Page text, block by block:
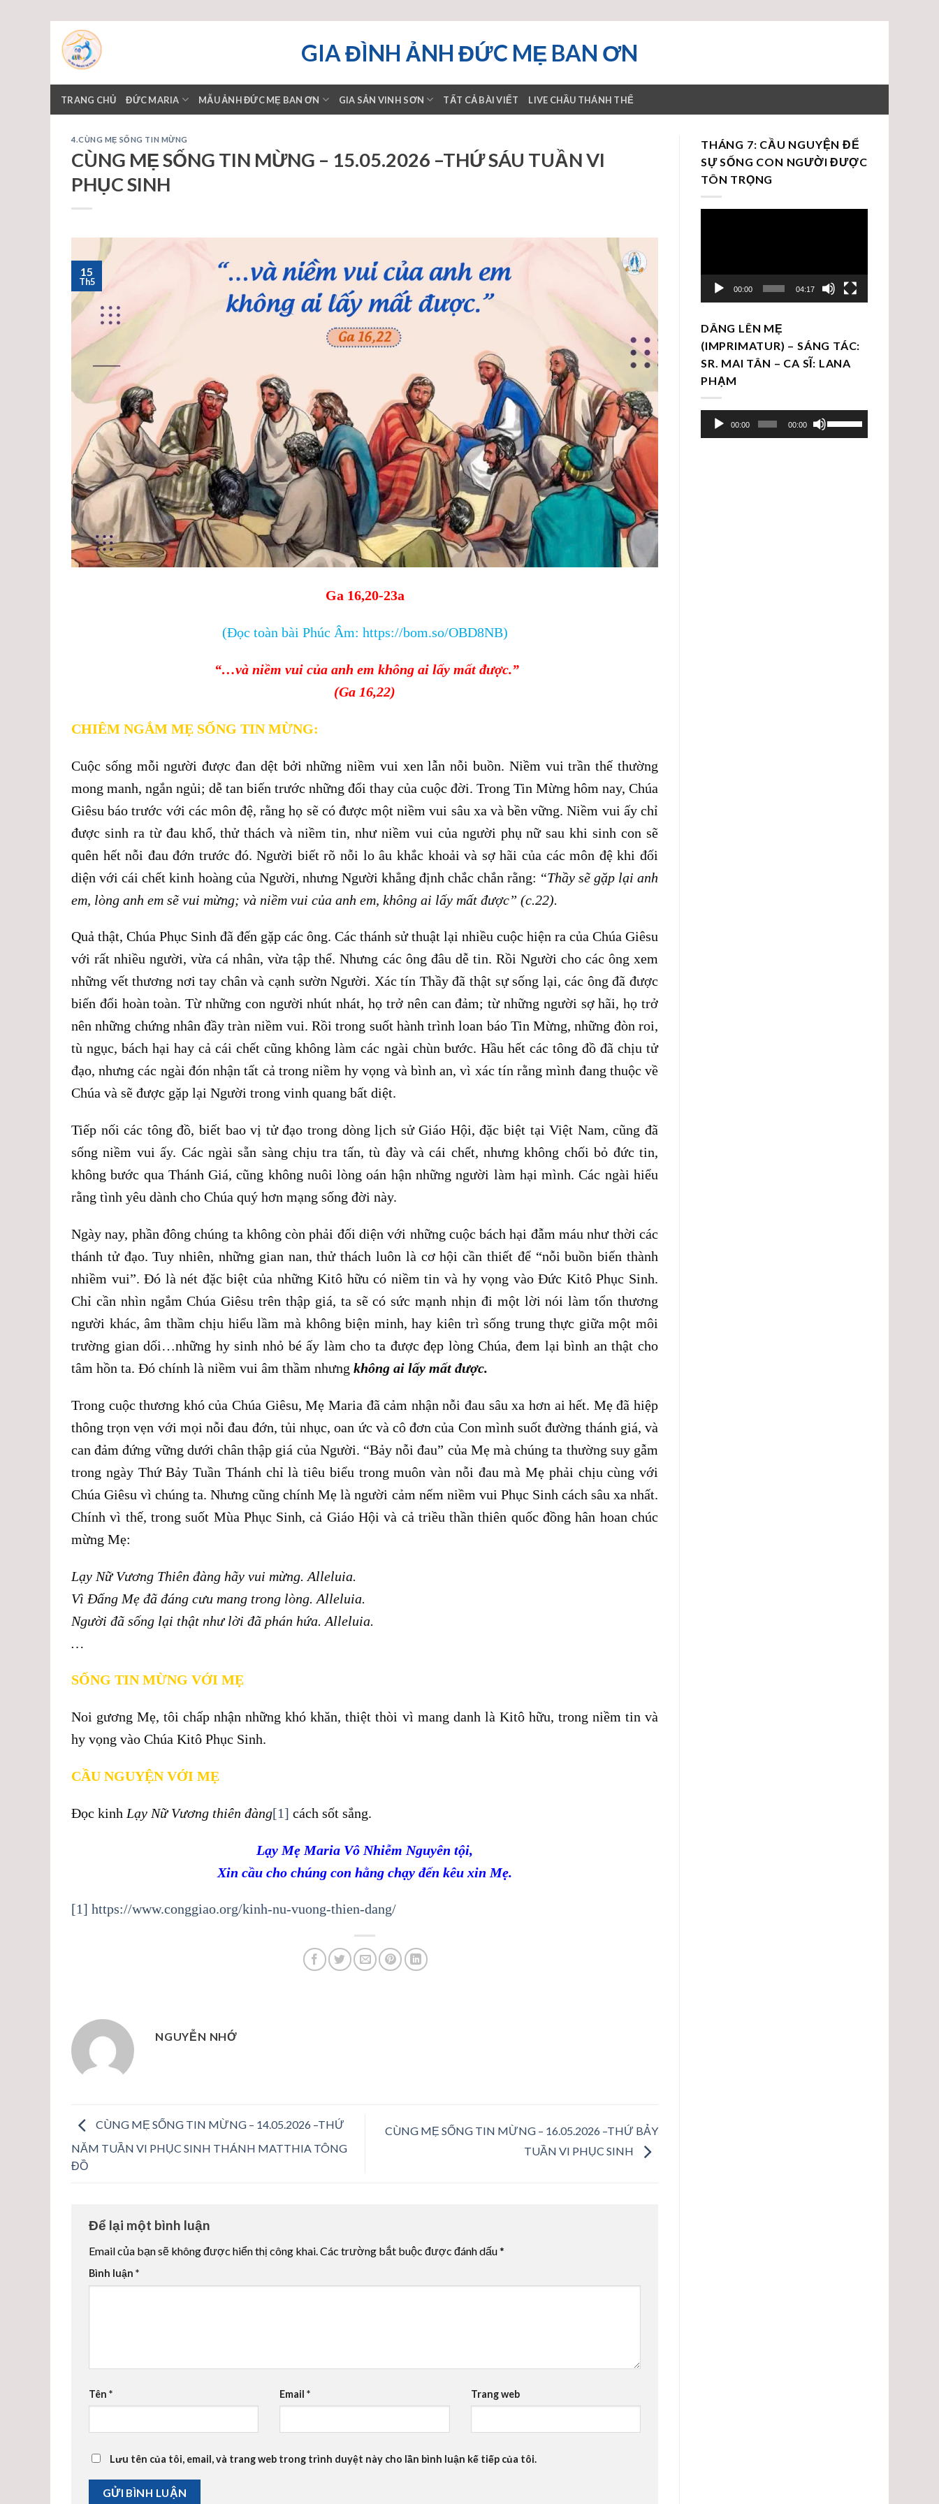
content
GIA ĐÌNH ẢNH ĐỨC MẸ BAN ƠN
TRANG CHỦ ĐỨC MARIA MẪU ẢNH ĐỨC MẸ BAN ƠN GIA SẢN VINH SƠN TẤT CẢ BÀI VIẾT LIVE CHẦU THÁNH THỂ
4.CÙNG MẸ SỐNG TIN MỪNG
CÙNG MẸ SỐNG TIN MỪNG – 15.05.2026 –THỨ SÁU TUẦN VI
PHỤC SINH
15
Th5
Ga 16,20-23a
(Đọc toàn bài Phúc Âm: https://bom.so/OBD8NB)
“…và niềm vui của anh em không ai lấy mất được.”
(Ga 16,22)
CHIÊM NGẮM MẸ SỐNG TIN MỪNG:
Cuộc sống mỗi người được đan dệt bởi những niềm vui xen lẫn nỗi buồn. Niềm vui trần thế thường
mong manh, ngắn ngủi; dễ tan biến trước những đổi thay của cuộc đời. Trong Tin Mừng hôm nay, Chúa
Giêsu báo trước với các môn đệ, rằng họ sẽ có được một niềm vui sâu xa và bền vững. Niềm vui ấy chỉ
được sinh ra từ đau khổ, thử thách và niềm tin, như niềm vui của người phụ nữ sau khi sinh con sẽ
quên hết nỗi đau đớn trước đó. Người biết rõ nỗi lo âu khắc khoải và sợ hãi của các môn đệ khi đối
diện với cái chết kinh hoàng của Người, nhưng Người khẳng định chắc chắn rằng: “Thầy sẽ gặp lại anh
em, lòng anh em sẽ vui mừng; và niềm vui của anh em, không ai lấy mất được” (c.22).
Quả thật, Chúa Phục Sinh đã đến gặp các ông. Các thánh sử thuật lại nhiều cuộc hiện ra của Chúa Giêsu
với rất nhiều người, vừa cá nhân, vừa tập thể. Nhưng các ông đâu dễ tin. Rồi Người cho các ông xem
những vết thương nơi tay chân và cạnh sườn Người. Xác tín Thầy đã thật sự sống lại, các ông đã được
biến đổi hoàn toàn. Từ những con người nhút nhát, họ trở nên can đảm; từ những người sợ hãi, họ trở
nên những chứng nhân đầy tràn niềm vui. Rồi trong suốt hành trình loan báo Tin Mừng, những đòn roi,
tù ngục, bách hại hay cả cái chết cũng không làm các ngài chùn bước. Hầu hết các tông đồ đã chịu tử
đạo, nhưng các ngài đón nhận tất cả trong niềm hy vọng và bình an, vì xác tín rằng mình đang thuộc về
Chúa và sẽ được gặp lại Người trong vinh quang bất diệt.
Tiếp nối các tông đồ, biết bao vị tử đạo trong dòng lịch sử Giáo Hội, đặc biệt tại Việt Nam, cũng đã
sống niềm vui ấy. Các ngài sẵn sàng chịu tra tấn, tù đày và cái chết, nhưng không chối bỏ đức tin,
không bước qua Thánh Giá, cũng không nuôi lòng oán hận những người làm hại mình. Các ngài hiểu
rằng tình yêu dành cho Chúa quý hơn mạng sống đời này.
Ngày nay, phần đông chúng ta không còn phải đối diện với những cuộc bách hại đẫm máu như thời các
thánh tử đạo. Tuy nhiên, những gian nan, thử thách luôn là cơ hội cần thiết để “nỗi buồn biến thành
nhiềm vui”. Đó là nét đặc biệt của những Kitô hữu có niềm tin và hy vọng vào Đức Kitô Phục Sinh.
Chỉ cần nhìn ngắm Chúa Giêsu trên thập giá, ta sẽ có sức mạnh nhịn đi một lời nói làm tổn thương
người khác, âm thầm chịu hiểu lầm mà không biện minh, hay kiên trì sống trung thực giữa một môi
trường gian dối…những hy sinh nhỏ bé ấy làm cho ta được đẹp lòng Chúa, đem lại bình an thật cho
tâm hồn ta. Đó chính là niềm vui âm thầm nhưng không ai lấy mất được.
Trong cuộc thương khó của Chúa Giêsu, Mẹ Maria đã cảm nhận nỗi đau sâu xa hơn ai hết. Mẹ đã hiệp
thông trọn vẹn với mọi nỗi đau đớn, tủi nhục, oan ức và cô đơn của Con mình suốt đường thánh giá, và
can đảm đứng vững dưới chân thập giá của Người. “Bảy nỗi đau” của Mẹ mà chúng ta thường suy gẫm
trong ngày Thứ Bảy Tuần Thánh chỉ là tiêu biểu trong muôn vàn nỗi đau mà Mẹ phải chịu cùng với
Chúa Giêsu vì chúng ta. Nhưng cũng chính Mẹ là người cảm nếm niềm vui Phục Sinh cách sâu xa nhất.
Chính vì thế, trong suốt Mùa Phục Sinh, cả Giáo Hội và cả triều thần thiên quốc đồng hân hoan chúc
mừng Mẹ:
Lạy Nữ Vương Thiên đàng hãy vui mừng. Alleluia.
Vì Đấng Mẹ đã đáng cưu mang trong lòng. Alleluia.
Người đã sống lại thật như lời đã phán hứa. Alleluia.
…
SỐNG TIN MỪNG VỚI MẸ
Noi gương Mẹ, tôi chấp nhận những khó khăn, thiệt thòi vì mang danh là Kitô hữu, trong niềm tin và
hy vọng vào Chúa Kitô Phục Sinh.
CẦU NGUYỆN VỚI MẸ
Đọc kinh Lạy Nữ Vương thiên đàng[1] cách sốt sắng.
Lạy Mẹ Maria Vô Nhiễm Nguyên tội,
Xin cầu cho chúng con hằng chạy đến kêu xin Mẹ.
[1] https://www.conggiao.org/kinh-nu-vuong-thien-dang/
NGUYỄN NHỚ
CÙNG MẸ SỐNG TIN MỪNG – 14.05.2026 –THỨ
NĂM TUẦN VI PHỤC SINH THÁNH MATTHIA TÔNG
ĐỒ
CÙNG MẸ SỐNG TIN MỪNG – 16.05.2026 –THỨ BẢY
TUẦN VI PHỤC SINH
Để lại một bình luận
Email của bạn sẽ không được hiển thị công khai.Các trường bắt buộc được đánh dấu*
Bình luận *
Tên * Email* Trang web
Lưu tên của tôi, email, và trang web trong trình duyệt này cho lần bình luận kế tiếp của tôi.
THÁNG 7: CẦU NGUYỆN ĐỂ
SỰ SỐNG CON NGƯỜI ĐƯỢC
TÔN TRỌNG
00:00 04:17
DÂNG LÊN MẸ
(IMPRIMATUR) – SÁNG TÁC:
SR. MAI TÂN – CA SĨ: LANA
PHẠM
Trình
chơi
00:00 00:00
dụng